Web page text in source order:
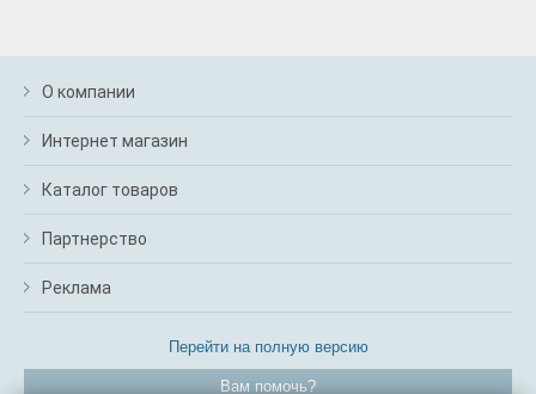
О компании
Интернет магазин
Каталог товаров
Партнерство
Реклама
Перейти на полную версию
Вам помочь?